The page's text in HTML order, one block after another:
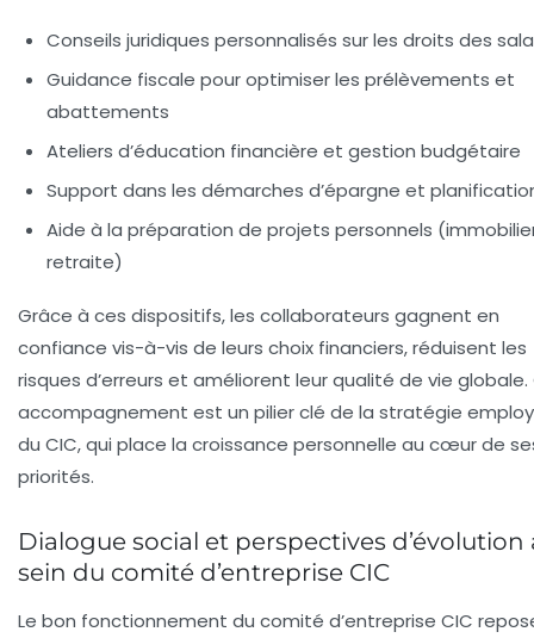
Conseils juridiques personnalisés sur les droits des
Guidance fiscale pour optimiser les prélèvements et
abattements
Ateliers d’éducation financière et gestion budgétaire
Support dans les démarches d’épargne et
Aide à la préparation de projets personnels
retraite)
Grâce à ces dispositifs, les collaborateurs gagnent en
confiance vis-à-vis de leurs choix financiers, réduisent les
risques d’erreurs et améliorent leur qualité de vie
accompagnement est un pilier clé de la stratégie
du CIC, qui place la croissance personnelle au cœur de
priorités.
Dialogue social et perspectives d’évolution
sein du comité d’entreprise CIC
Le bon fonctionnement du comité d’entreprise CIC